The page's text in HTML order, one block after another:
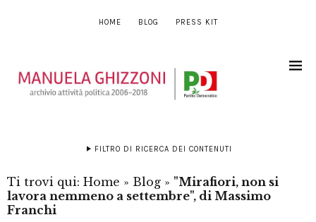
HOME BLOG PRESS KIT
FILTRO DI RICERCA DEI CONTENUTI
Ti trovi qui: Home » Blog » "Mirafiori, non si
lavora nemmeno a settembre", di Massimo
Franchi